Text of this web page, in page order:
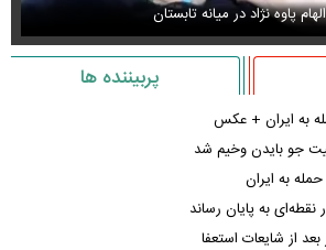
پاوه نژاد در میانه تابستان
پربیننده ها
به ایران + عکس
جو بایدن وخیم شد
به ایران
به پایان رساند
از شایعات استعفا